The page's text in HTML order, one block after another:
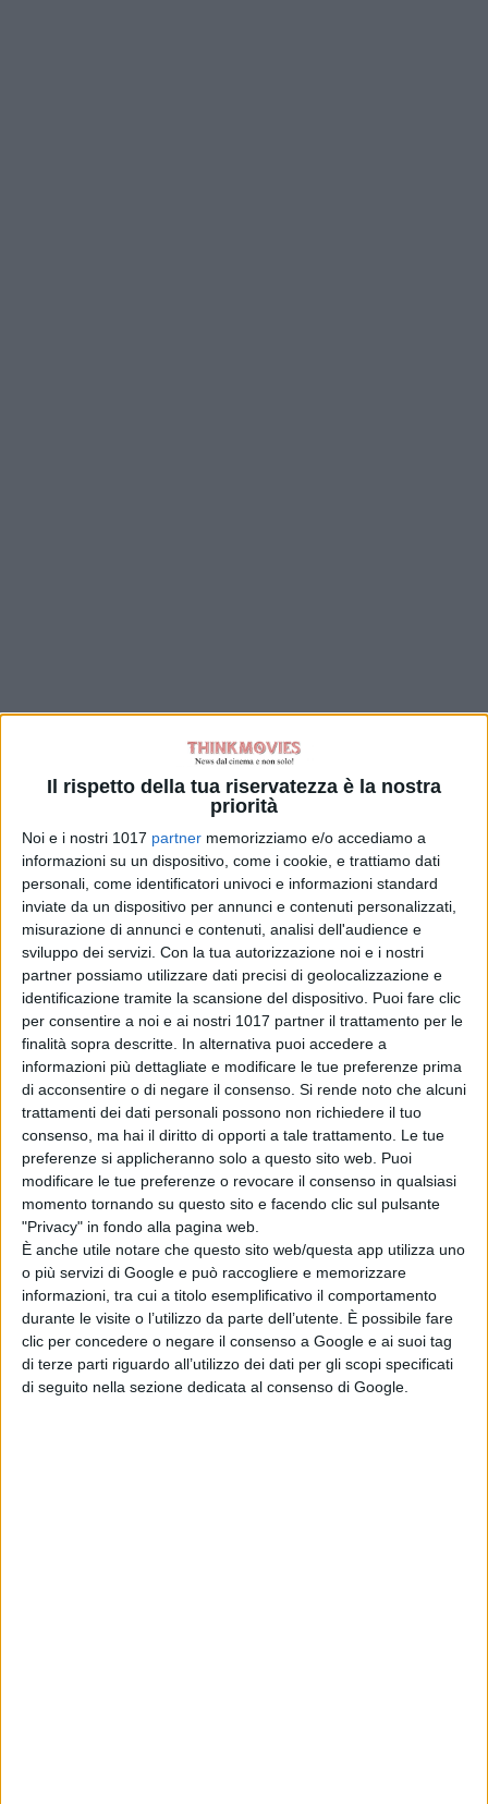
Il rispetto della tua riservatezza è la nostra
priorità
Noi e i nostri 1017 partner memorizziamo e/o accediamo a
informazioni su un dispositivo, come i cookie, e trattiamo dati
personali, come identificatori univoci e informazioni standard
inviate da un dispositivo per annunci e contenuti personalizzati,
misurazione di annunci e contenuti, analisi dell'audience e
sviluppo dei servizi. Con la tua autorizzazione noi e i nostri
partner possiamo utilizzare dati precisi di geolocalizzazione e
identificazione tramite la scansione del dispositivo. Puoi fare clic
per consentire a noi e ai nostri 1017 partner il trattamento per le
finalità sopra descritte. In alternativa puoi accedere a
informazioni più dettagliate e modificare le tue preferenze prima
di acconsentire o di negare il consenso. Si rende noto che alcuni
trattamenti dei dati personali possono non richiedere il tuo
consenso, ma hai il diritto di opporti a tale trattamento. Le tue
preferenze si applicheranno solo a questo sito web. Puoi
modificare le tue preferenze o revocare il consenso in qualsiasi
momento tornando su questo sito e facendo clic sul pulsante
"Privacy" in fondo alla pagina web.
È anche utile notare che questo sito web/questa app utilizza uno
o più servizi di Google e può raccogliere e memorizzare
informazioni, tra cui a titolo esemplificativo il comportamento
durante le visite o l’utilizzo da parte dell’utente. È possibile fare
clic per concedere o negare il consenso a Google e ai suoi tag
di terze parti riguardo all’utilizzo dei dati per gli scopi specificati
di seguito nella sezione dedicata al consenso di Google.